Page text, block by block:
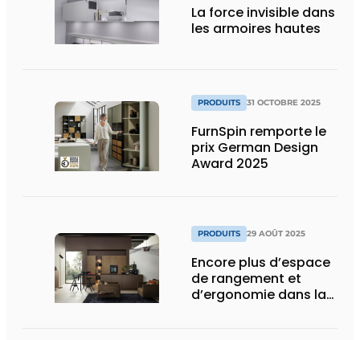
La force invisible dans
les armoires hautes
PRODUITS 31 OCTOBRE 2025
FurnSpin remporte le
prix German Design
Award 2025
PRODUITS 29 AOÛT 2025
Encore plus d’espace
de rangement et
d’ergonomie dans la